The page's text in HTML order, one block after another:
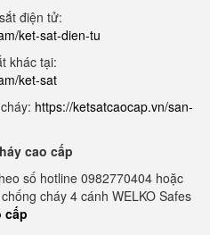
điện tử:
ket-sat-dien-tu
khác tại:
ket-sat
https://ketsatcaocap.vn/san-
cao cấp
số hotline 0982770404 hoặc
cháy 4 cánh WELKO Safes
cấp